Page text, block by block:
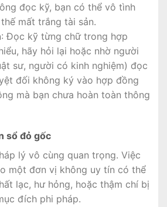
đọc kỹ, bạn có thể vô tình
mất trắng tài sản.
: Đọc kỹ từng chữ trong hợp
hãy hỏi lại hoặc nhờ người
sư, người có kinh nghiệm) đọc
đối không ký vào hợp đồng
mà bạn chưa hoàn toàn thông
sổ đỏ gốc
lý vô cùng quan trọng. Việc
một đơn vị không uy tín có thể
lạc, hư hỏng, hoặc thậm chí bị
đích phi pháp.